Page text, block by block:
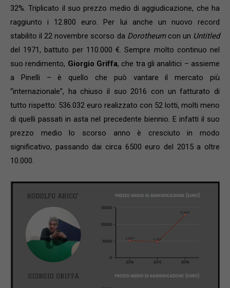
32%. Triplicato il suo prezzo medio di aggiudicazione, che ha
raggiunto i 12.800 euro. Per lui anche un nuovo record
stabilito il 22 novembre scorso da Dorotheumcon un Untitled
del 1971, battuto per 110.000 €. Sempre molto continuo nel
suo rendimento, Giorgio Griffa, che tra gli analitici – assieme
a Pinelli – è quello che può vantare il mercato più
“internazionale”, ha chiuso il suo 2016 con un fatturato di
tutto rispetto: 536.032 euro realizzato con 52 lotti, molti meno
di quelli passati in asta nel precedente biennio. E infatti il suo
prezzo medio lo scorso anno è cresciuto in modo
significativo, passando dai circa 6500 euro del 2015 a oltre
10.000.